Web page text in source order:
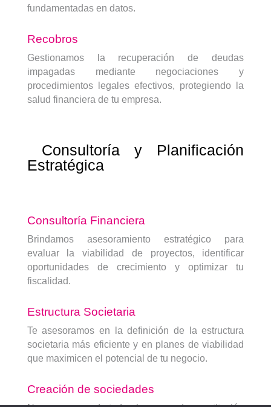
fundamentadas en datos.
Recobros
Gestionamos la recuperación de deudas
impagadas mediante negociaciones y
procedimientos legales efectivos, protegiendo la
salud financiera de tu empresa.
Consultoría y Planificación
Estratégica
Consultoría Financiera
Brindamos asesoramiento estratégico para
evaluar la viabilidad de proyectos, identificar
oportunidades de crecimiento y optimizar tu
fiscalidad.
Estructura Societaria
Te asesoramos en la definición de la estructura
societaria más eficiente y en planes de viabilidad
que maximicen el potencial de tu negocio.
Creación de sociedades